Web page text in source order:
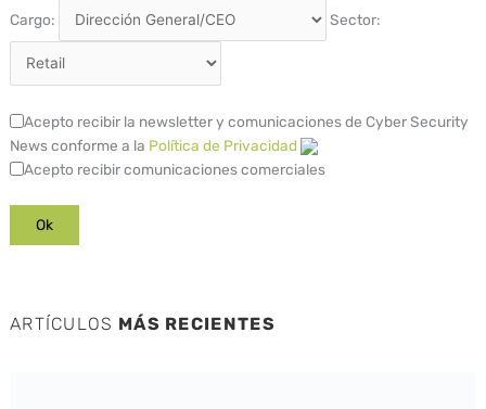
Cargo: Sector:
Acepto recibir la newsletter y comunicaciones de Cyber Security
News conforme a la Política de Privacidad
Acepto recibir comunicaciones comerciales
ARTÍCULOS MÁS RECIENTES